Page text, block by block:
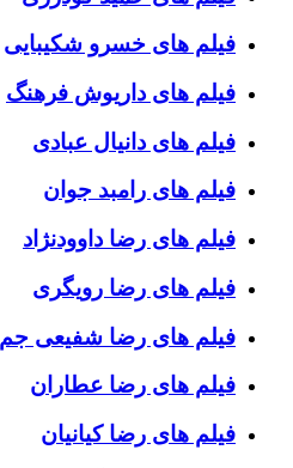
فیلم های خسرو شکیبایی
فیلم های داریوش فرهنگ
فیلم های دانیال عبادی
فیلم های رامبد جوان
فیلم های رضا داوودنژاد
فیلم های رضا رویگری
فیلم های رضا شفیعی جم
فیلم های رضا عطاران
فیلم های رضا کیانیان